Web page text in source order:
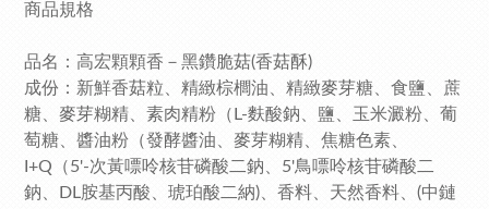
商品規格
品名：高宏顆顆香－黑鑽脆菇(香菇酥)
成份：新鮮香菇粒、精緻棕櫚油、精緻麥芽糖、食鹽、蔗
糖、麥芽糊精、素肉精粉（L-麩酸鈉、鹽、玉米澱粉、葡
萄糖、醬油粉（發酵醬油、麥芽糊精、焦糖色素、
I+Q（5'-次黃嘌呤核苷磷酸二鈉、5'鳥嘌呤核苷磷酸二
鈉、DL胺基丙酸、琥珀酸二納)、香料、天然香料、(中鏈